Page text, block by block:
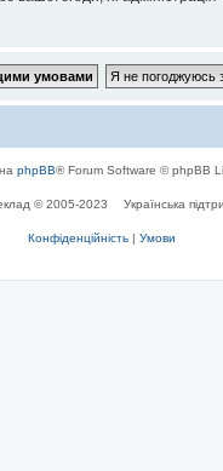
phpBB® Forum Software © phpBB
© 2005-2023 Українська
Конфіденційність | Умови